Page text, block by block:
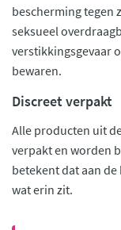
bescherming tegen
seksueel
verstikkingsgevaar
bewaren.
Discreet verpakt
Alle producten uit
verpakt en worden
betekent dat aan
wat erin zit.